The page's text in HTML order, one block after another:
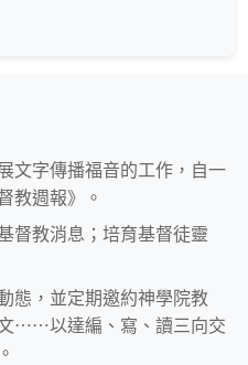
文字傳播福音的工作，自一
教週報》。
督教消息；培育基督徒靈
態，並定期邀約神學院教
⋯⋯以達編、寫、讀三向交